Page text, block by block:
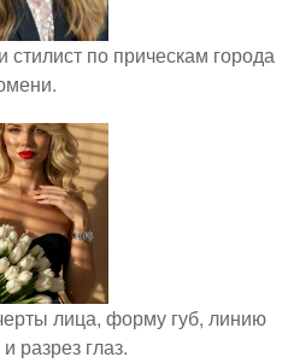
по прическам города
лица, форму губ, линию
разрез глаз.